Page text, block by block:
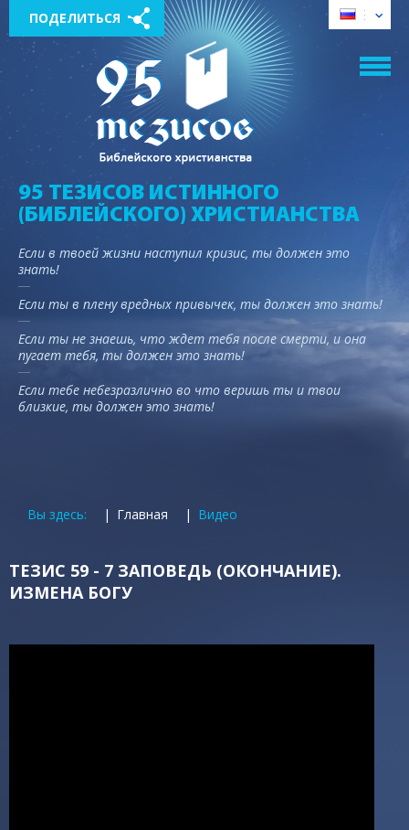
ПОДЕЛИТЬСЯ
95 ТЕЗИСОВ ИСТИННОГО
(БИБЛЕЙСКОГО) ХРИСТИАНСТВА
Если в твоей жизни наступил кризис, ты должен это
знать!
Если ты в плену вредных привычек, ты должен это знать!
Если ты не знаешь, что ждет тебя после смерти, и она
пугает тебя, ты должен это знать!
Если тебе небезразлично во что веришь ты и твои
близкие, ты должен это знать!
Вы здесь: Главная Видео
ТЕЗИС 59 - 7 ЗАПОВЕДЬ (ОКОНЧАНИЕ).
ИЗМЕНА БОГУ